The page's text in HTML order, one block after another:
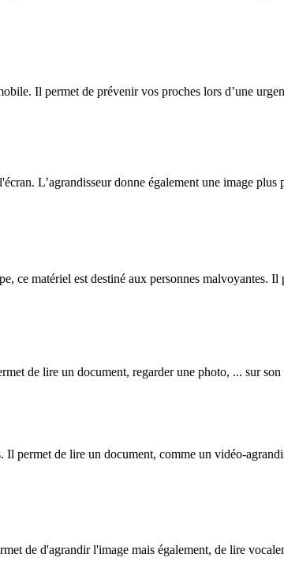
Il permet de prévenir vos proches lors d’une
L’agrandisseur donne également une image plus
ce matériel est destiné aux personnes malvoyantes.
de lire un document, regarder une photo, ... sur
permet de lire un document, comme un vidéo-
de d'agrandir l'image mais également, de lire